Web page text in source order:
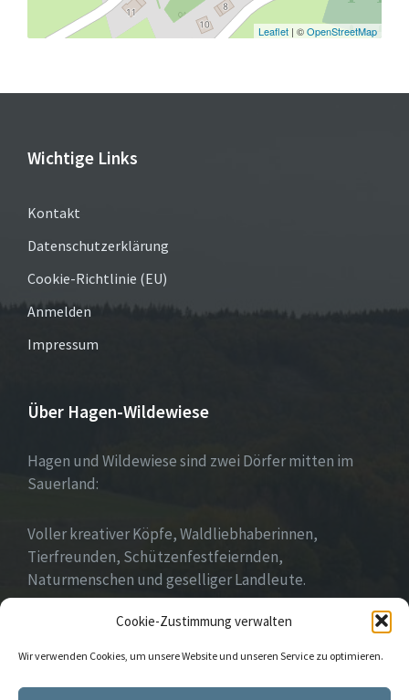
Cookie-Zustimmung verwalten
Wir verwenden Cookies, um unsere Website und unseren Service zu optimieren.
Leaflet | ©OpenStreetMap
Wichtige Links
Kontakt
Datenschutzerklärung
Cookie-Richtlinie (EU)
Anmelden
Impressum
Über Hagen-Wildewiese
Hagen und Wildewiese sind zwei Dörfer mitten im
Sauerland:
Voller kreativer Köpfe, Waldliebhaberinnen,
Tierfreunden, Schützenfestfeiernden,
Naturmenschen und geselliger Landleute.
Wir leben Gemeinschaft!